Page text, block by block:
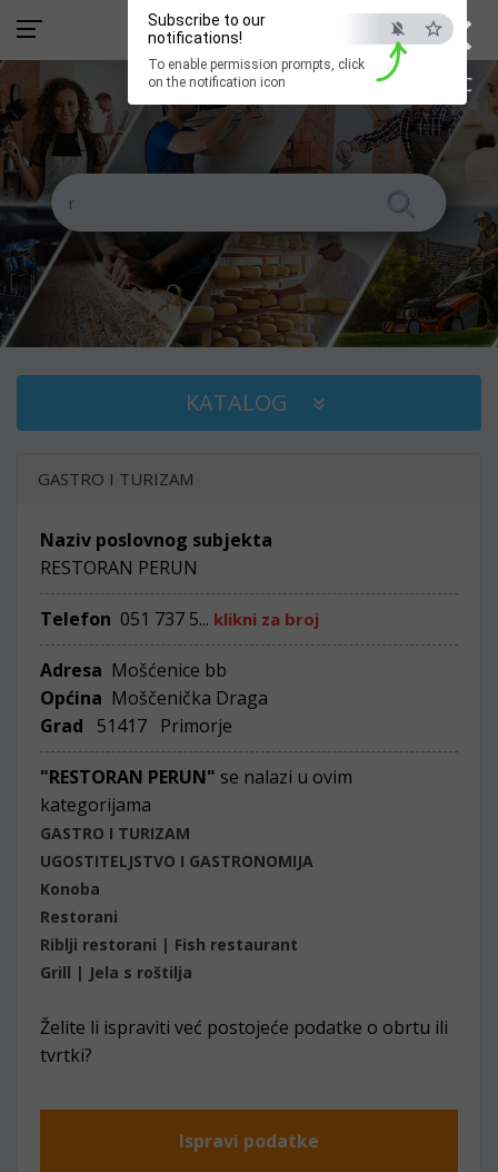
×
ESC
Subscribe to our
notifications!
To enable permission prompts, click
on the notification icon
KATALOG
GASTRO I TURIZAM
Naziv poslovnog subjekta
RESTORAN PERUN
Telefon 051 737 5... klikni za broj
Adresa Mošćenice bb
Općina Moščenička Draga
Grad
51417 Primorje
"RESTORAN PERUN" se nalazi u ovim
kategorijama
GASTRO I TURIZAM
UGOSTITELJSTVO I GASTRONOMIJA
Konoba
Restorani
Riblji restorani | Fish restaurant
Grill | Jela s roštilja
Želite li ispraviti već postojeće podatke o obrtu ili
tvrtki?
Ispravi podatke